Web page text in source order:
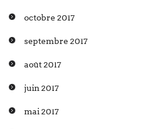
octobre 2017
septembre 2017
août 2017
juin 2017
mai 2017